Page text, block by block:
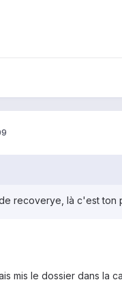
recoverye, là c'est ton
mis le dossier dans la